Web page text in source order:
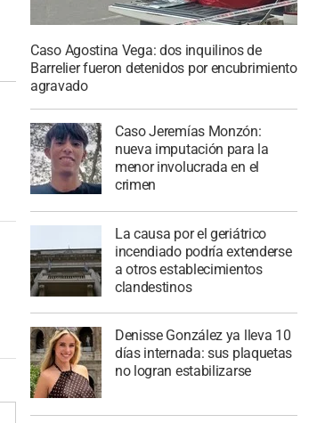
Caso Agostina Vega: dos inquilinos de
Barrelier fueron detenidos por encubrimiento
agravado
Caso Jeremías Monzón:
nueva imputación para la
menor involucrada en el
crimen
La causa por el geriátrico
incendiado podría extenderse
a otros establecimientos
clandestinos
Denisse González ya lleva 10
días internada: sus plaquetas
no logran estabilizarse